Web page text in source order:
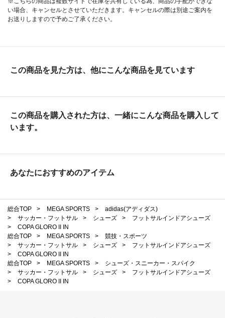
い場合、キャンセルとさせていただきます。キャンセルの際は別途ご案内を
お送りしますので予めご了承ください。
この商品を見た方は、他にこんな商品を見ています
この商品を購入された方は、一緒にこんな商品を購入して
います。
あなたにおすすめのアイテム
総合TOP > MEGA SPORTS >
adidas(アディダス)
>
サッカー・フットサル > シューズ >
フットサルインドアシューズ
>
COPA GLORO II IN
総合TOP
> MEGA SPORTS >
競技・スポーツ
>
サッカー・フットサル > シューズ >
フットサルインドアシューズ
>
COPA GLORO II IN
総合TOP
> MEGA SPORTS >
シューズ・スニーカー・スパイク
>
サッカー・フットサル > シューズ >
フットサルインドアシューズ
>
COPA GLORO II IN